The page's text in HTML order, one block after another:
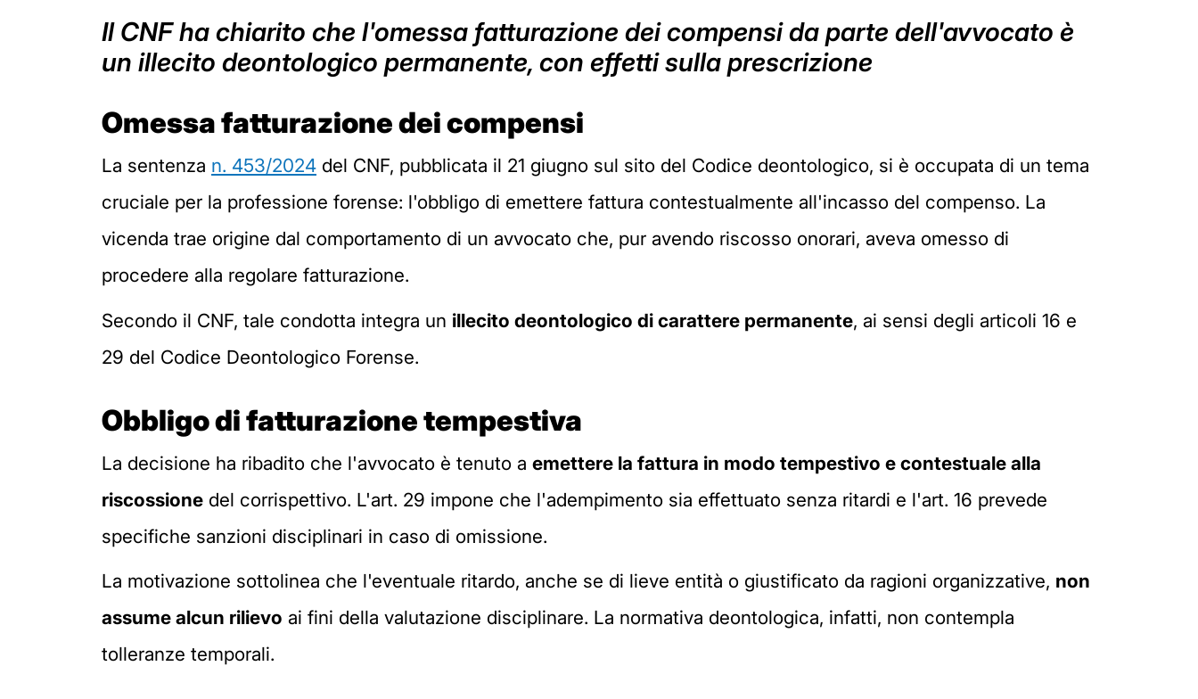
Il CNF ha chiarito che l'omessa fatturazione dei compensi da parte dell'avvocato è
un illecito deontologico permanente, con effetti sulla prescrizione
Omessa fatturazione dei compensi
La sentenza n. 453/2024 del CNF, pubblicata il 21 giugno sul sito del Codice deontologico, si è occupata di un tema
cruciale per la professione forense: l'obbligo di emettere fattura contestualmente all'incasso del compenso. La
vicenda trae origine dal comportamento di un avvocato che, pur avendo riscosso onorari, aveva omesso di
procedere alla regolare fatturazione.
Secondo il CNF, tale condotta integra un illecito deontologico di carattere permanente, ai sensi degli articoli 16 e
29 del Codice Deontologico Forense.
Obbligo di fatturazione tempestiva
La decisione ha ribadito che l'avvocato è tenuto a emettere la fattura in modo tempestivo e contestuale alla
riscossione del corrispettivo. L'art. 29 impone che l'adempimento sia effettuato senza ritardi e l'art. 16 prevede
specifiche sanzioni disciplinari in caso di omissione.
La motivazione sottolinea che l'eventuale ritardo, anche se di lieve entità o giustificato da ragioni organizzative, non
assume alcun rilievo ai fini della valutazione disciplinare. La normativa deontologica, infatti, non contempla
tolleranze temporali.